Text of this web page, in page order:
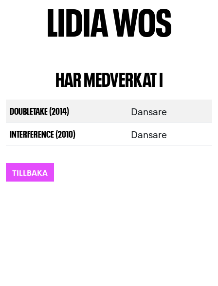
LIDIA WOS
HAR MEDVERKAT I
DOUBLETAKE (2014) Dansare
INTERFERENCE (2010) Dansare
TILLBAKA